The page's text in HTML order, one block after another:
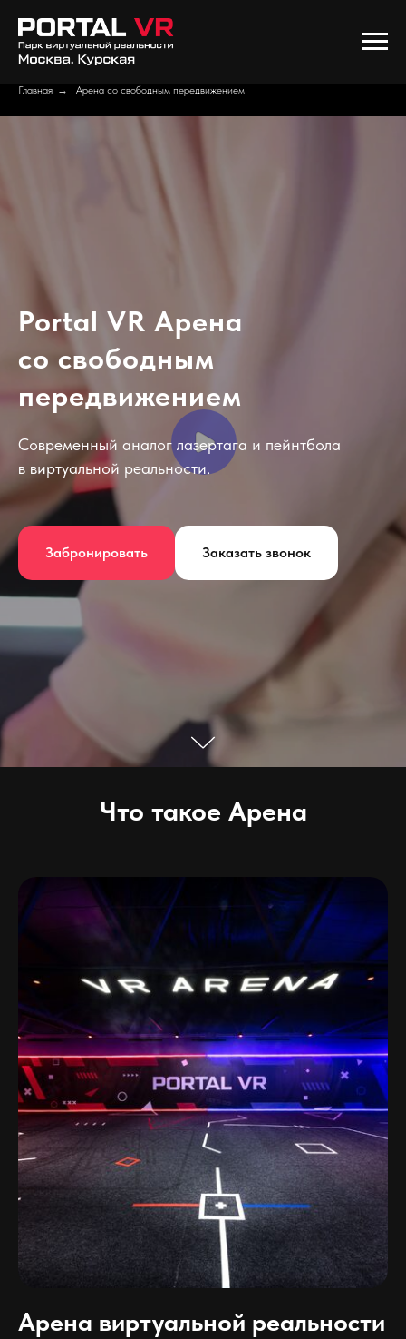
Главная → Арена со свободным передвижением
Portal VR Арена
со свободным
передвижением
Современный аналог лазертага и пейнтбола
в виртуальной реальности.
Забронировать Заказать звонок
Что такое Арена
Арена виртуальной реальности